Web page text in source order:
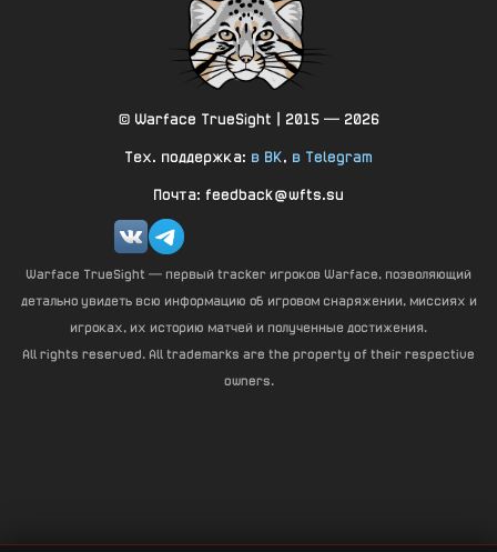
© Warface TrueSight | 2015 — 2026
Тех. поддержка: в ВК, в Telegram
Почта: feedback@wfts.su
Warface TrueSight — первый tracker игроков Warface, позволяющий
детально увидеть всю информацию об игровом снаряжении, миссиях и
игроках, их историю матчей и полученные достижения.
All rights reserved. All trademarks are the property of their respective
owners.